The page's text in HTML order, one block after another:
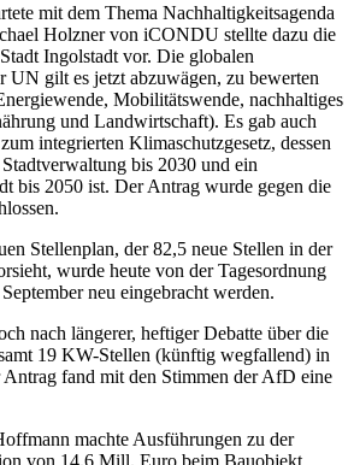
mit dem Thema Nachhaltigkeitsagenda
Holzner von iCONDU stellte dazu die
Ingolstadt vor. Die globalen
UN gilt es jetzt abzuwägen, zu bewerten
Mobilitätswende, nachhaltiges
und Landwirtschaft). Es gab auch
integrierten Klimaschutzgesetz, dessen
bis 2030 und ein
bis 2050 ist. Der Antrag wurde gegen die
Stellenplan, der 82,5 neue Stellen in der
wurde heute von der Tagesordnung
neu eingebracht werden.
nach längerer, heftiger Debatte über die
19 KW-Stellen (künftig wegfallend) in
fand mit den Stimmen der AfD eine
machte Ausführungen zu der
von 14,6 Mill. Euro beim Bauobjekt